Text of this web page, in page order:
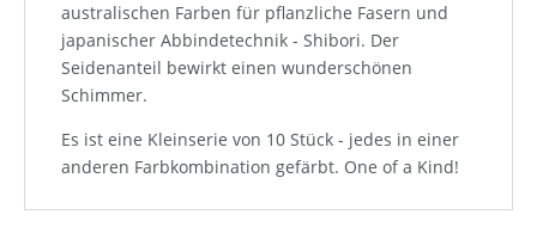
australischen Farben für pflanzliche Fasern und
japanischer Abbindetechnik - Shibori. Der
Seidenanteil bewirkt einen wunderschönen
Schimmer.
Es ist eine Kleinserie von 10 Stück - jedes in einer
anderen Farbkombination gefärbt. One of a Kind!